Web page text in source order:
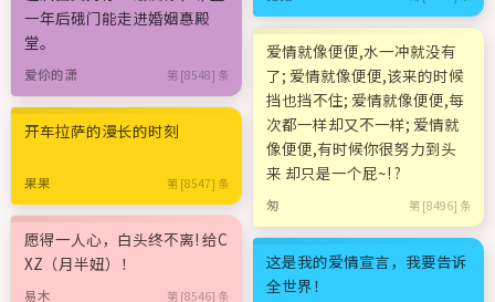
一年后硪门能走进婚姻惪殿
堂。
爱伱的潇 第 [8548] 条
开车拉萨的漫长的时刻
果果 第 [8547] 条
愿得一人心，白头终不离! 给C
XZ（月半妞）！
易木 第 [8546] 条
爱情就像便便,水一冲就没有
了; 爱情就像便便,该来的时候
挡也挡不住; 爱情就像便便,每
次都一样却又不一样; 爱情就
像便便,有时候你很努力到头
来 却只是一个屁~! ?
匆 第 [8496] 条
这是我的爱情宣言，我要告诉
全世界！